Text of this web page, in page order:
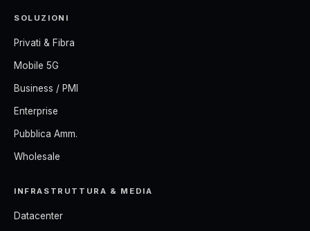
SOLUZIONI
Privati & Fibra
Mobile 5G
Business / PMI
Enterprise
Pubblica Amm.
Wholesale
INFRASTRUTTURA & MEDIA
Datacenter